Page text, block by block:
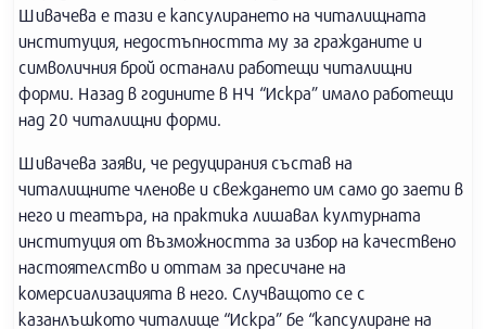
Шивачева е тази е капсулирането на читалищната
институция, недостъпността му за гражданите и
символичния брой останали работещи читалищни
форми. Назад в годините в НЧ “Искра” имало работещи
над 20 читалищни форми.
Шивачева заяви, че редуцирания състав на
читалищните членове и свеждането им само до заети в
него и театъра, на практика лишавал културната
институция от възможността за избор на качествено
настоятелство и оттам за пресичане на
комерсиализацията в него. Случващото се с
казанлъшкото читалище “Искра” бе “капсулиране на